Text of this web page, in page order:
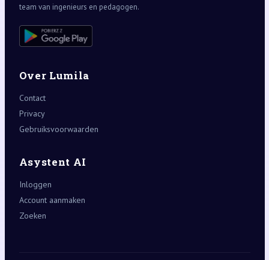
team van ingenieurs en pedagogen.
Over Lumila
Contact
Privacy
Gebruiksvoorwaarden
Asystent AI
Inloggen
Account aanmaken
Zoeken